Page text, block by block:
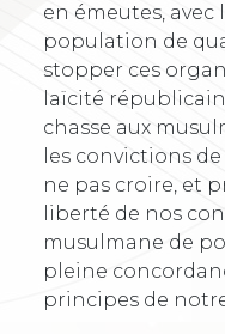
en émeutes,
population de
stopper ces
laïcité
chasse aux
les convictions
ne pas croire, et
liberté de nos
musulmane de
pleine
principes de